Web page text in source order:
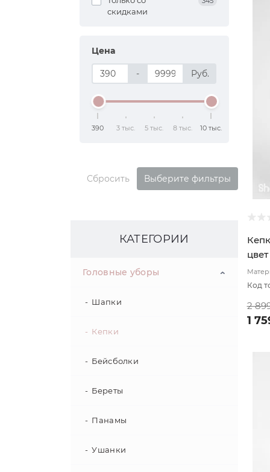
cкидками
Цена
- Руб.
390 3 тыс. 5 тыс. 8 тыс. 10 тыс.
Сбросить Выберите фильтры
КАТЕГОРИИ
Головные уборы
Шапки
Кепки
Бейсболки
Береты
Панамы
Ушанки
Код
2
1